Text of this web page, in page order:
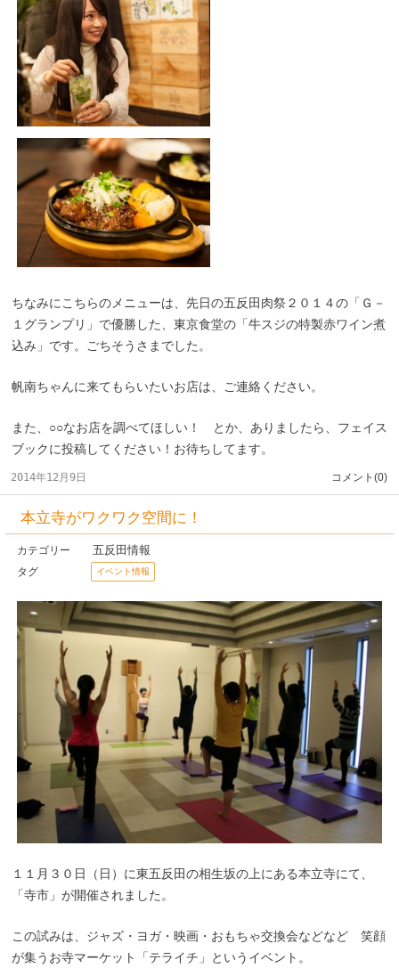
ちなみにこちらのメニューは、先日の五反田肉祭２０１４の「Ｇ－
１グランプリ」で優勝した、東京食堂の「牛スジの特製赤ワイン煮
込み」です。ごちそうさまでした。
帆南ちゃんに来てもらいたいお店は、ご連絡ください。
また、○○なお店を調べてほしい！ とか、ありましたら、フェイス
ブックに投稿してください！お待ちしてます。
2014年12月9日 コメント(0)
本立寺がワクワク空間に！
カテゴリー 五反田情報
タグ イベント情報
１１月３０日（日）に東五反田の相生坂の上にある本立寺にて、
「寺市」が開催されました。
この試みは、ジャズ・ヨガ・映画・おもちゃ交換会などなど 笑顔
が集うお寺マーケット「テライチ」というイベント。